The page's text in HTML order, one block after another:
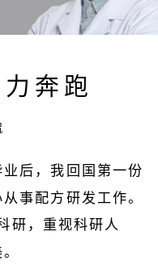
奔跑
后，我回国第一份
事配方研发工作。
研，重视科研人